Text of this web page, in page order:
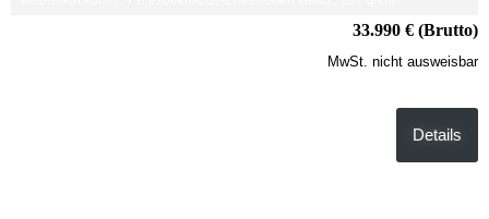
33.990 € (Brutto)
MwSt. nicht ausweisbar
Details